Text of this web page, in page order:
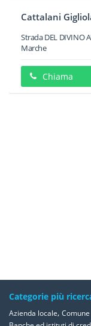
Cattalani
Strada DEL DIVINO
Marche
Chiama
Categorie più
Azienda locale,